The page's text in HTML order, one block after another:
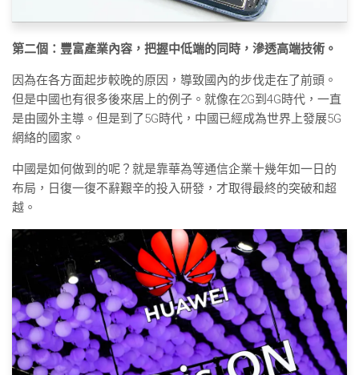
第二個：豐富產業內容，把握中低端的同時，滲透高端技術。
因為在各方面起步較晚的原因，導致國內的步伐走在了前頭。
但是中國也有很多後來居上的例子。就像在2G到4G時代，一直
是由國外主導。但是到了5G時代，中國已經成為世界上發展5G
網絡的國家。
中國是如何做到的呢？就是靠華為等通信企業十幾年如一日的
布局，日復一復不辭艱辛的投入研發，才取得最終的突破和超
越。